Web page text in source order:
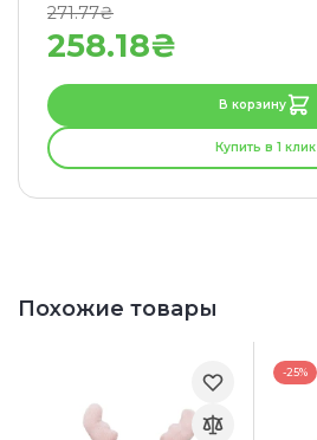
258.18₴
271.77₴
В корзину
Купить в 1 клик
Похожие товары
-25%